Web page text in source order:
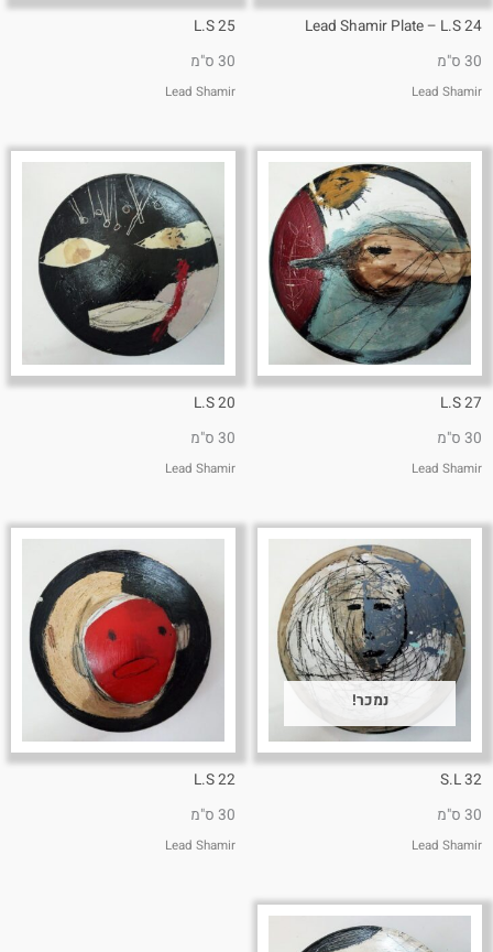
Lead Shamir Plate – L.S 24
30 ס"מ
Lead Shamir
L.S 25
30 ס"מ
Lead Shamir
L.S 27
30 ס"מ
Lead Shamir
L.S 20
30 ס"מ
Lead Shamir
נמכר!
S.L 32
30 ס"מ
Lead Shamir
L.S 22
30 ס"מ
Lead Shamir